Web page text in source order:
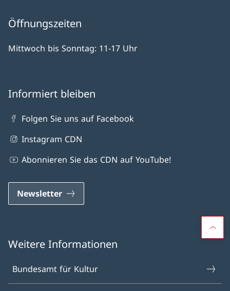
Öffnungszeiten
Mittwoch bis Sonntag: 11-17 Uhr
Informiert bleiben
Folgen Sie uns auf Facebook
Instagram CDN
Abonnieren Sie das CDN auf YouTube!
Newsletter
Weitere Informationen
Bundesamt für Kultur